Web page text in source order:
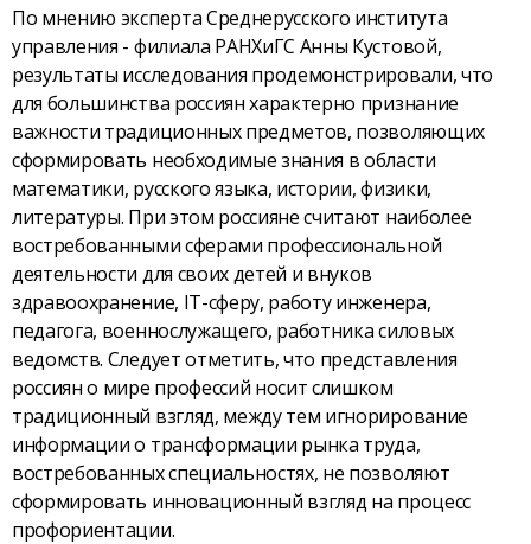
По мнению эксперта Среднерусского института
управления - филиала РАНХиГС Анны Кустовой,
результаты исследования продемонстрировали, что
для большинства россиян характерно признание
важности традиционных предметов, позволяющих
сформировать необходимые знания в области
математики, русского языка, истории, физики,
литературы. При этом россияне считают наиболее
востребованными сферами профессиональной
деятельности для своих детей и внуков
здравоохранение, IT-сферу, работу инженера,
педагога, военнослужащего, работника силовых
ведомств. Следует отметить, что представления
россиян о мире профессий носит слишком
традиционный взгляд, между тем игнорирование
информации о трансформации рынка труда,
востребованных специальностях, не позволяют
сформировать инновационный взгляд на процесс
профориентации.